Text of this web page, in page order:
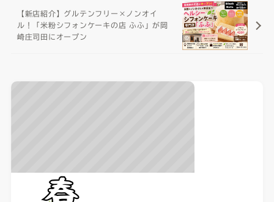
【新店紹介】グルテンフリー×ノンオイ
ル！「米粉シフォンケーキの店 ふふ」が岡
崎庄司田にオープン